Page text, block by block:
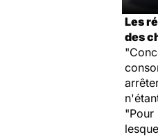
Les
des
"Pour